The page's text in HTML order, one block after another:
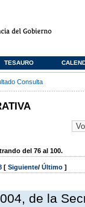
TESAURO
Consulta
del 76 al 100.
[ Siguiente/ Último ]
de la